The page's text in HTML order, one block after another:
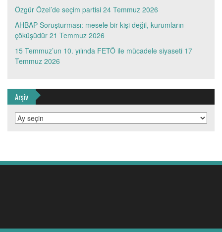
Özgür Özel’de seçim partisi 24 Temmuz 2026
AHBAP Soruşturması: mesele bir kişi değil, kurumların
çöküşüdür 21 Temmuz 2026
15 Temmuz’un 10. yılında FETÖ ile mücadele siyaseti 17
Temmuz 2026
Arşiv
Arşiv